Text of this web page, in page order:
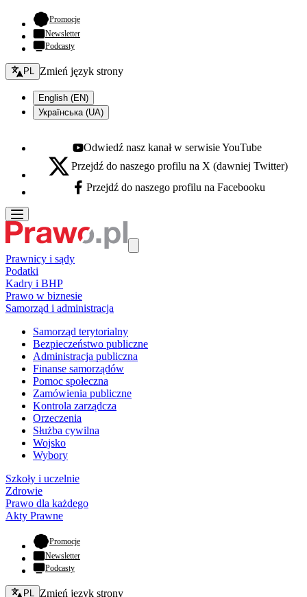
Promocje- otwiera się w nowej karcie
Newsletter
Podcasty
Zmień język - bieżący:
PL Zmień język strony
English (EN)
Українська (UA)
Youtube - otwiera się w nowej karcie
Odwiedź nasz kanał w serwisie YouTube
X - otwiera się w nowej karcie
Przejdź do naszego profilu na X (dawniej Twitter)
Facebook - otwiera się w nowej karcie
Przejdź do naszego profilu na Facebooku
Prawnicy i sądy
Podatki
Kadry i BHP
Prawo w biznesie
Samorząd i administracja
Samorząd terytorialny
Bezpieczeństwo publiczne
Administracja publiczna
Finanse samorządów
Pomoc społeczna
Zamówienia publiczne
Kontrola zarządcza
Orzeczenia
Służba cywilna
Wojsko
Wybory
Szkoły i uczelnie
Zdrowie
Prawo dla każdego
Akty Prawne
Promocje- otwiera się w nowej karcie
Newsletter
Podcasty
Zmień język - bieżący:
PL Zmień język strony